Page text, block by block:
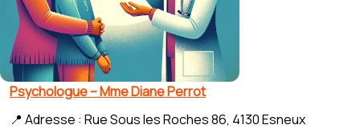
Psychologue – Mme Diane Perrot
📍 Adresse : Rue Sous les Roches 86, 4130 Esneux